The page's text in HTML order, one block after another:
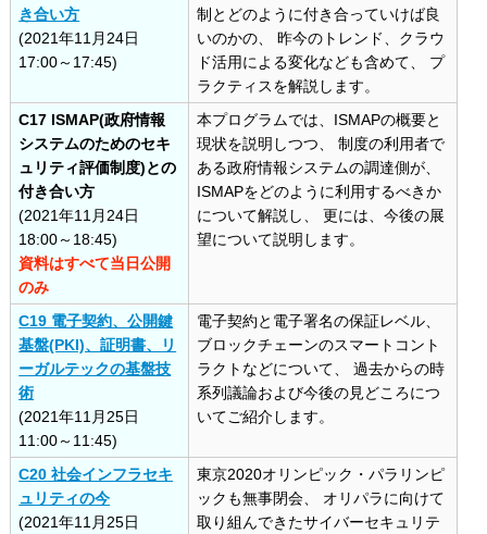
き合い方
(2021年11月24日
17:00～17:45)
制とどのように付き合っていけば良
いのかの、 昨今のトレンド、クラウ
ド活用による変化なども含めて、 プ
ラクティスを解説します。
C17 ISMAP(政府情報
システムのためのセキ
ュリティ評価制度)との
付き合い方
(2021年11月24日
18:00～18:45)
資料はすべて当日公開
のみ
本プログラムでは、ISMAPの概要と
現状を説明しつつ、 制度の利用者で
ある政府情報システムの調達側が、
ISMAPをどのように利用するべきか
について解説し、 更には、今後の展
望について説明します。
C19 電子契約、公開鍵
基盤(PKI)、証明書、リ
ーガルテックの基盤技
術
(2021年11月25日
11:00～11:45)
電子契約と電子署名の保証レベル、
ブロックチェーンのスマートコント
ラクトなどについて、 過去からの時
系列議論および今後の見どころにつ
いてご紹介します。
C20 社会インフラセキ
ュリティの今
(2021年11月25日
東京2020オリンピック・パラリンピ
ックも無事閉会、 オリパラに向けて
取り組んできたサイバーセキュリテ